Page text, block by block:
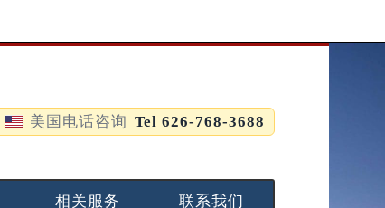
美国电话咨询 Tel 626-768-3688
相关服务 联系我们